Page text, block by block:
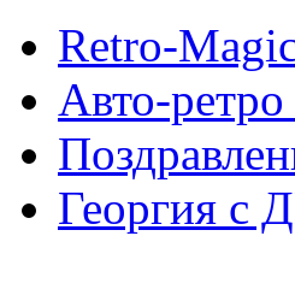
Retro-
Авто-
Георгия с